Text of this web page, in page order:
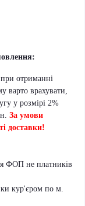
при отриманні
варто врахувати,
у розмірі 2%
За умови
доставки!
ФОП не платників
кур'єром по м.